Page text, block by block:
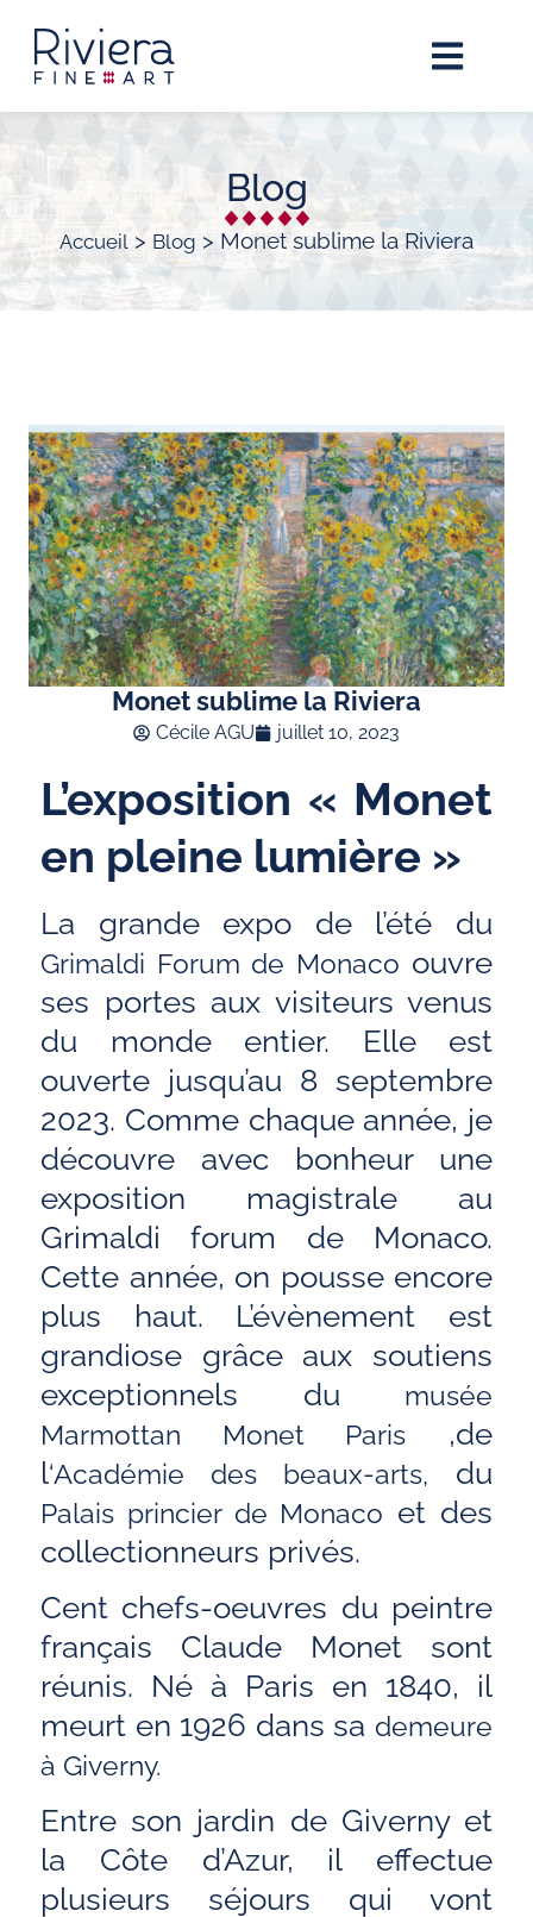
Blog
Accueil > Blog > Monet sublime la Riviera
Monet sublime la Riviera
Cécile AGU juillet 10, 2023
L’exposition « Monet
en pleine lumière »
La grande expo de l’été du
Grimaldi Forum de Monaco ouvre
ses portes aux visiteurs venus
du monde entier. Elle est
ouverte jusqu’au 8 septembre
2023. Comme chaque année, je
découvre avec bonheur une
exposition magistrale au
Grimaldi forum de Monaco.
Cette année, on pousse encore
plus haut. L’évènement est
grandiose grâce aux soutiens
exceptionnels du musée
Marmottan Monet Paris ,de
l‘Académie des beaux-arts, du
Palais princier de Monaco et des
collectionneurs privés.
Cent chefs-oeuvres du peintre
français Claude Monet sont
réunis. Né à Paris en 1840, il
meurt en 1926 dans sa demeure
à Giverny.
Entre son jardin de Giverny et
la Côte d’Azur, il effectue
plusieurs séjours qui vont